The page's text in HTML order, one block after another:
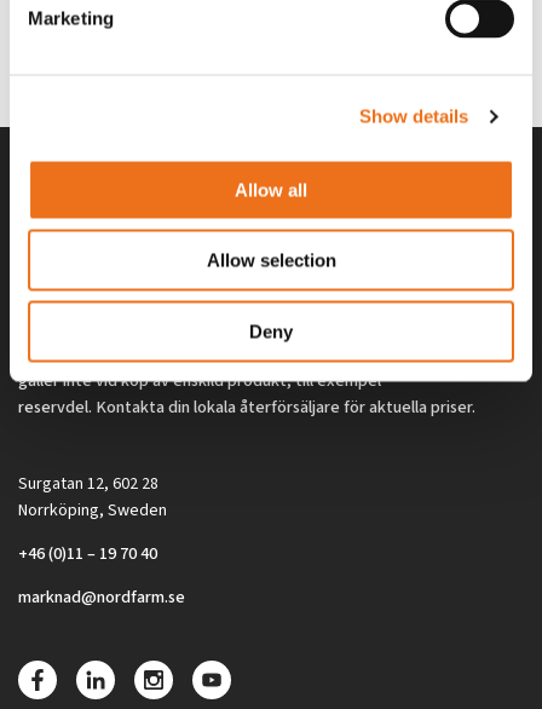
Marketing
Show details
Allow all
Allow selection
Deny
Alla priser på tillbehör och tillval gäller vid köp av ny maskin. Priserna
gäller inte vid köp av enskild produkt, till exempel
reservdel. Kontakta din lokala återförsäljare för aktuella priser.
Surgatan 12, 602 28
Norrköping, Sweden
+46 (0)11 – 19 70 40
marknad@nordfarm.se